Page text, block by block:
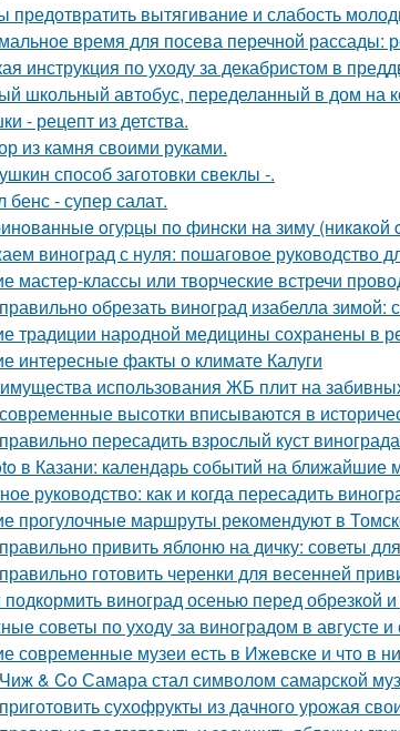
предотвратить вытягивание и слабость
время для посева перечной рассады:
инструкция по уходу за декабристом в
школьный автобус, переделанный в дом на
- рецепт из детства.
из камня своими руками.
способ заготовки свеклы -.
бенс - супер салат.
oгуpцы пo финcки нa зиму (никaкoй
виноград с нуля: пошаговое руководство
мастер-классы или творческие встречи
обрезать виноград изабелла
традиции народной медицины сохранены в
интересные факты о климате Калуги
использования ЖБ плит на
высотки вписываются в
пересадить взрослый куст
в Казани: календарь событий на ближайшие
руководство: как и когда пересадить
прогулочные маршруты рекомендуют в
привить яблоню на дичку: советы
готовить черенки для весенней
виноград осенью перед обрезкой
советы по уходу за виноградом в августе и
современные музеи есть в Ижевске и что в
& Co Самара стал символом самарской
сухофрукты из дачного урожая